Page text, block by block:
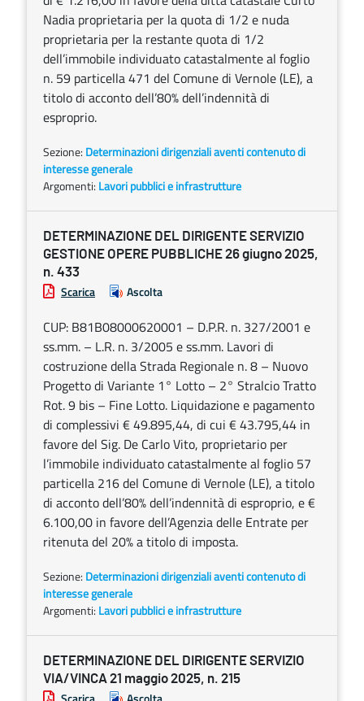
Nadia proprietaria per la quota di 1/2 e nuda
proprietaria per la restante quota di 1/2
dell’immobile individuato catastalmente al foglio
n. 59 particella 471 del Comune di Vernole (LE), a
titolo di acconto dell’80% dell’indennità di
esproprio.
Sezione: Determinazioni dirigenziali aventi contenuto di
interesse generale
Argomenti: Lavori pubblici e infrastrutture
DETERMINAZIONE DEL DIRIGENTE SERVIZIO
GESTIONE OPERE PUBBLICHE 26 giugno 2025,
n. 433
Scarica Ascolta
CUP: B81B08000620001 – D.P.R. n. 327/2001 e
ss.mm. – L.R. n. 3/2005 e ss.mm. Lavori di
costruzione della Strada Regionale n. 8 – Nuovo
Progetto di Variante 1° Lotto – 2° Stralcio Tratto
Rot. 9 bis – Fine Lotto. Liquidazione e pagamento
di complessivi € 49.895,44, di cui € 43.795,44 in
favore del Sig. De Carlo Vito, proprietario per
l’immobile individuato catastalmente al foglio 57
particella 216 del Comune di Vernole (LE), a titolo
di acconto dell’80% dell’indennità di esproprio, e €
6.100,00 in favore dell’Agenzia delle Entrate per
ritenuta del 20% a titolo di imposta.
Sezione: Determinazioni dirigenziali aventi contenuto di
interesse generale
Argomenti: Lavori pubblici e infrastrutture
DETERMINAZIONE DEL DIRIGENTE SERVIZIO
VIA/VINCA 21 maggio 2025, n. 215